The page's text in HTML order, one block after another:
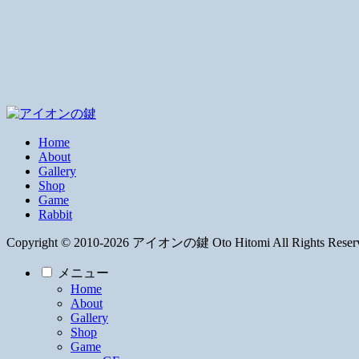
Home
About
Gallery
Shop
Game
Rabbit
Copyright © 2010-2026 アイオンの鍵 Oto Hitomi All Rights
メニュー
Home
About
Gallery
Shop
Game